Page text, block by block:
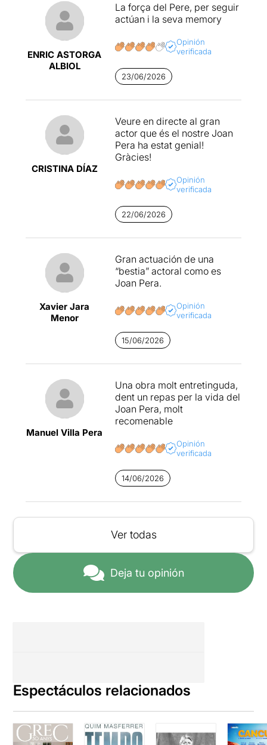
ENRIC ASTORGA
ALBIOL
La força del Pere, per seguir
actúan i la seva memory
Opinión
verificada
23/06/2026
CRISTINA DÍAZ
Veure en directe al gran
actor que és el nostre Joan
Pera ha estat genial!
Gràcies!
Opinión
verificada
22/06/2026
Xavier Jara
Menor
Gran actuación de una
“bestia” actoral como es
Joan Pera.
Opinión
verificada
15/06/2026
Manuel Villa Pera
Una obra molt entretinguda,
dent un repas per la vida del
Joan Pera, molt
recomenable
Opinión
verificada
14/06/2026
Ver todas
Deja tu opinión
Espectáculos relacionados